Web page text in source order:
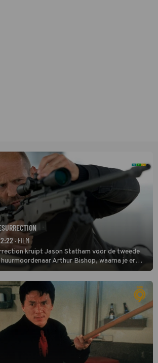
· FILM
kruipt Jason Statham voor de tweede
huurmoordenaar Arthur Bishop, waarna je er
dat er van Bishops geplande pensioen niet